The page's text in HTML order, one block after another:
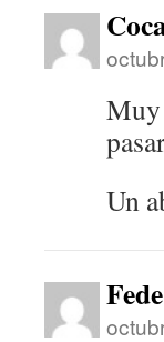
Muy
Un
Fede